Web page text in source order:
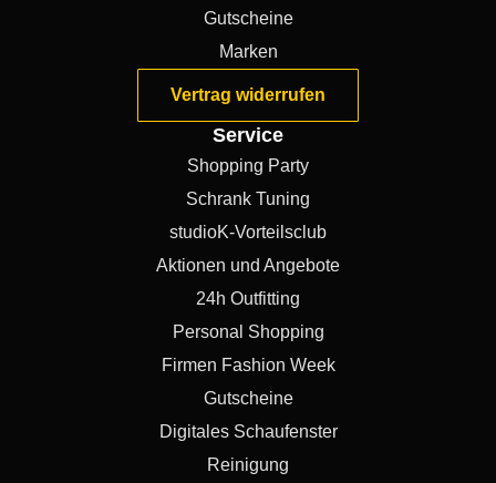
Gutscheine
Marken
Vertrag widerrufen
Service
Shopping Party
Schrank Tuning
studioK-Vorteilsclub
Aktionen und Angebote
24h Outfitting
Personal Shopping
Firmen Fashion Week
Gutscheine
Digitales Schaufenster
Reinigung